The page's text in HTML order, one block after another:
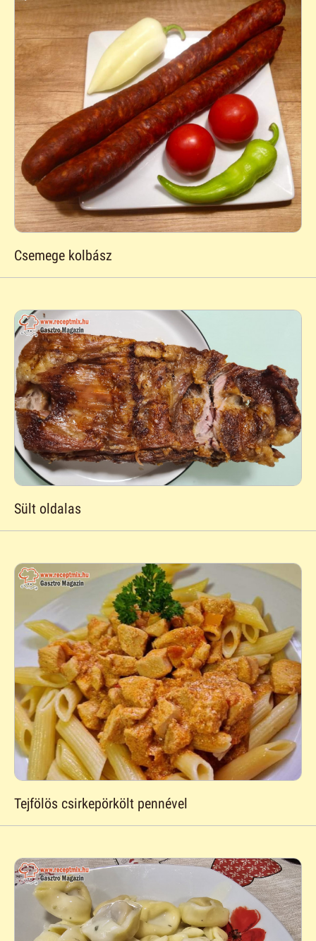
Csemege kolbász
Sült oldalas
Tejfölös csirkepörkölt pennével